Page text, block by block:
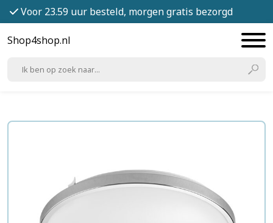
Voor 23.59 uur besteld, morgen gratis bezorgd
Shop4shop.nl